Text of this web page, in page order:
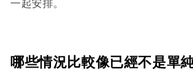
哪些情況比較像已經不是單